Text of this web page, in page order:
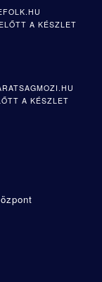
A KÉSZLET
A KÉSZLET